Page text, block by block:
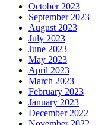
October 2023
September 2023
August 2023
July 2023
June 2023
May 2023
April 2023
March 2023
February 2023
January 2023
December 2022